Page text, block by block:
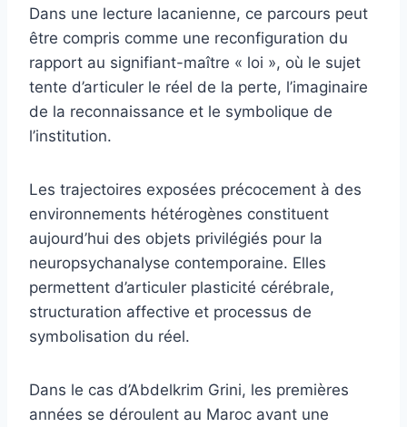
Dans une lecture lacanienne, ce parcours peut
être compris comme une reconfiguration du
rapport au signifiant-maître « loi », où le sujet
tente d’articuler le réel de la perte, l’imaginaire
de la reconnaissance et le symbolique de
l’institution.
Les trajectoires exposées précocement à des
environnements hétérogènes constituent
aujourd’hui des objets privilégiés pour la
neuropsychanalyse contemporaine. Elles
permettent d’articuler plasticité cérébrale,
structuration affective et processus de
symbolisation du réel.
Dans le cas d’Abdelkrim Grini, les premières
années se déroulent au Maroc avant une